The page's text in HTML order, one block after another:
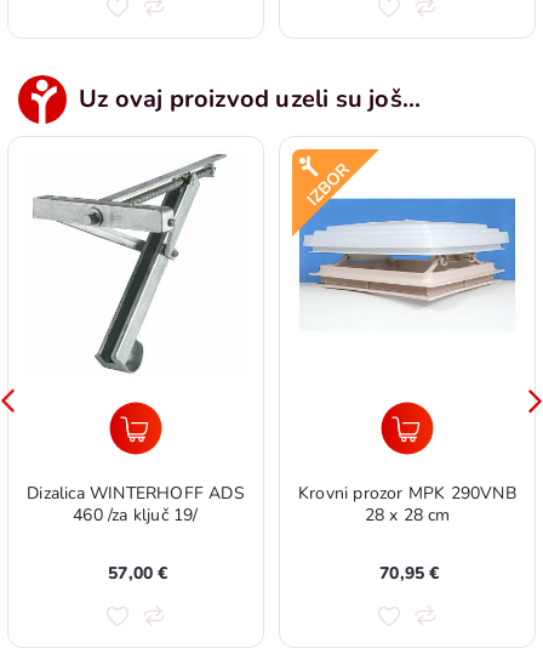
Uz ovaj proizvod uzeli su još...
Dizalica WINTERHOFF ADS
460 /za ključ 19/
57,00 €
Krovni prozor MPK 290VNB
28 x 28 cm
70,95 €